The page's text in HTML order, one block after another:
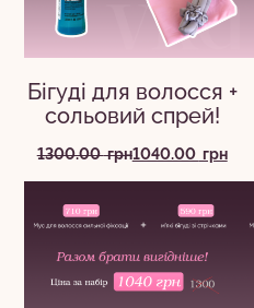
Бігуді для волосся +
сольовий спрей!
1300.00грнОригінальна
грн.
1040.00 грн
Поточна
грн.